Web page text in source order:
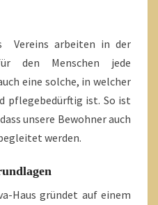
Vereins arbeiten in der
den Menschen jede
eine solche, in welcher
pflegebedürftig ist. So ist
unsere Bewohner auch
werden.
Haus gründet auf einem